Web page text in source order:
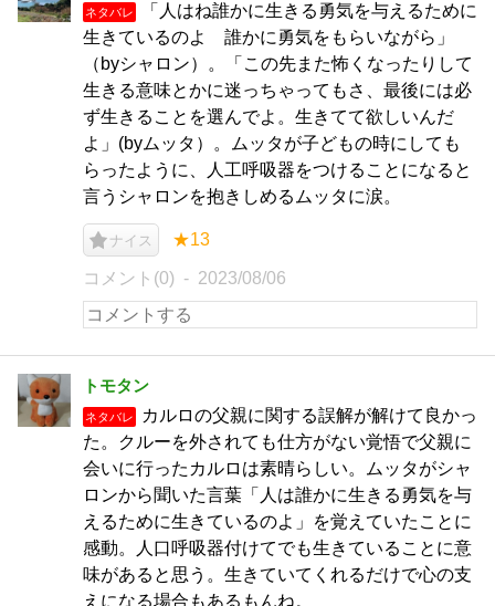
ネタバレ
「人はね誰かに生きる勇気を与えるために
生きているのよ 誰かに勇気をもらいながら」
（byシャロン）。「この先また怖くなったりして
生きる意味とかに迷っちゃってもさ、最後には必
ず生きることを選んでよ。生きてて欲しいんだ
よ」(byムッタ）。ムッタが子どもの時にしても
らったように、人工呼吸器をつけることになると
言うシャロンを抱きしめるムッタに涙。
ナイス ★13
コメント(0) 2023/08/06
トモタン
ネタバレ
カルロの父親に関する誤解が解けて良かっ
た。クルーを外されても仕方がない覚悟で父親に
会いに行ったカルロは素晴らしい。ムッタがシャ
ロンから聞いた言葉「人は誰かに生きる勇気を与
えるために生きているのよ」を覚えていたことに
感動。人口呼吸器付けてでも生きていることに意
味があると思う。生きていてくれるだけで心の支
えになる場合もあるもんね。